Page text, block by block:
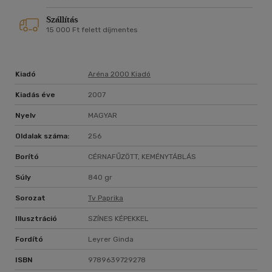
Szállítás
15 000 Ft felett díjmentes
Kiadó Aréna 2000 Kiadó
Kiadás éve 2007
Nyelv MAGYAR
Oldalak száma: 256
Borító CÉRNAFŰZÖTT, KEMÉNYTÁBLÁS
Súly 840 gr
Sorozat Tv Paprika
Illusztráció SZÍNES KÉPEKKEL
Fordító Leyrer Ginda
ISBN 9789639729278